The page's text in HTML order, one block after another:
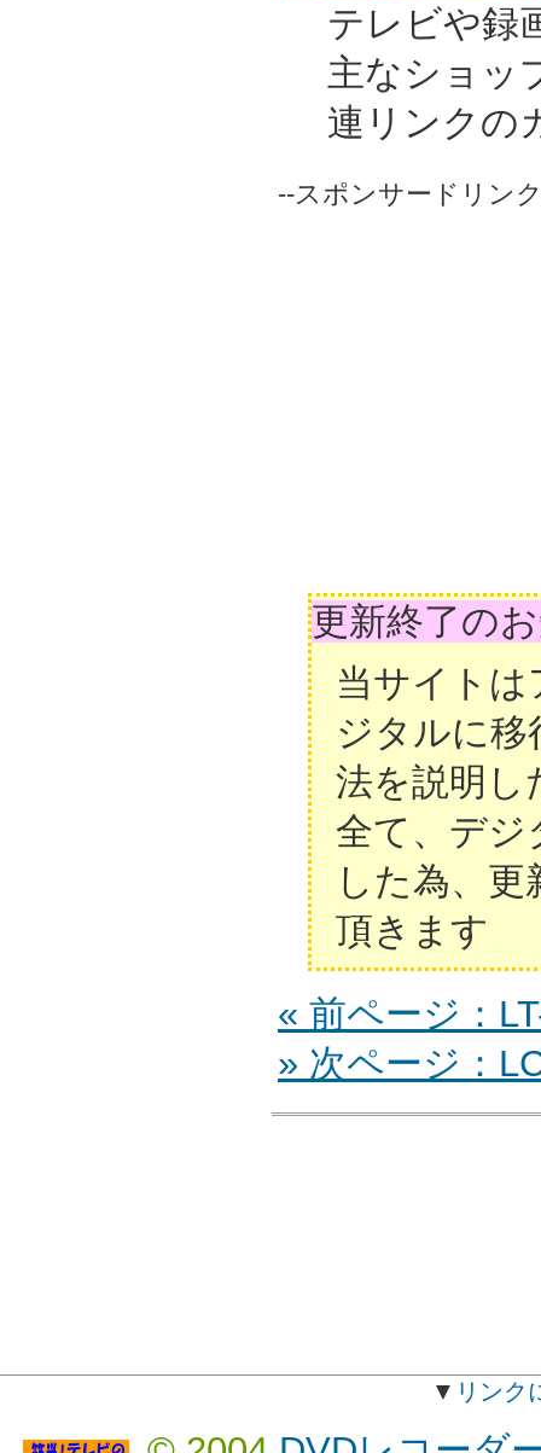
テレビや録
主なショッ
連リンクの
--スポンサードリン
更新終了の
当サイト
ジタルに移
法を説明し
全て、デジ
した為、
頂きます
« 前ページ：
» 次ページ：
▼ リンク